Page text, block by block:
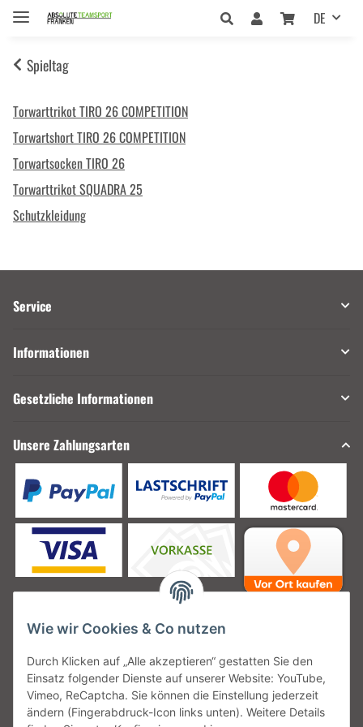
DE
Spieltag
Torwarttrikot TIRO 26 COMPETITION
Torwartshort TIRO 26 COMPETITION
Torwartsocken TIRO 26
Torwarttrikot SQUADRA 25
Schutzkleidung
Service
Informationen
Gesetzliche Informationen
Unsere Zahlungsarten
Unsere Versanddienstleister
Wie wir Cookies & Co nutzen
Durch Klicken auf „Alle akzeptieren“ gestatten Sie den
Einsatz folgender Dienste auf unserer Website: YouTube,
Vimeo, ReCaptcha. Sie können die Einstellung jederzeit
ändern (Fingerabdruck-Icon links unten). Weitere Details